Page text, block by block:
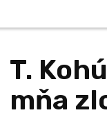
T.
mňa